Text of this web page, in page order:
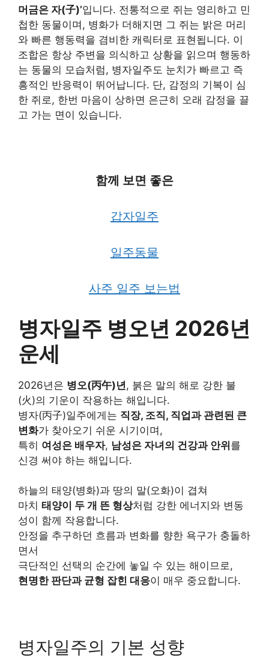
머금은 자(子)’입니다. 전통적으로 쥐는 영리하고 민
첩한 동물이며, 병화가 더해지면 그 쥐는 밝은 머리
와 빠른 행동력을 겸비한 캐릭터로 표현됩니다. 이
조합은 항상 주변을 의식하고 상황을 읽으며 행동하
는 동물의 모습처럼, 병자일주도 눈치가 빠르고 즉
흥적인 반응력이 뛰어납니다. 단, 감정의 기복이 심
한 쥐로, 한번 마음이 상하면 은근히 오래 감정을 끌
고 가는 면이 있습니다.
함께 보면 좋은
갑자일주
일주동물
사주 일주 보는법
병자일주 병오년 2026년
운세
2026년은 병오(丙午)년, 붉은 말의 해로 강한 불
(火)의 기운이 작용하는 해입니다.
병자(丙子)일주에게는 직장, 조직, 직업과 관련된 큰
변화가 찾아오기 쉬운 시기이며,
특히 여성은 배우자, 남성은 자녀의 건강과 안위를
신경 써야 하는 해입니다.
하늘의 태양(병화)과 땅의 말(오화)이 겹쳐
마치 태양이 두 개 뜬 형상처럼 강한 에너지와 변동
성이 함께 작용합니다.
안정을 추구하던 흐름과 변화를 향한 욕구가 충돌하
면서
극단적인 선택의 순간에 놓일 수 있는 해이므로,
현명한 판단과 균형 잡힌 대응이 매우 중요합니다.
병자일주의 기본 성향